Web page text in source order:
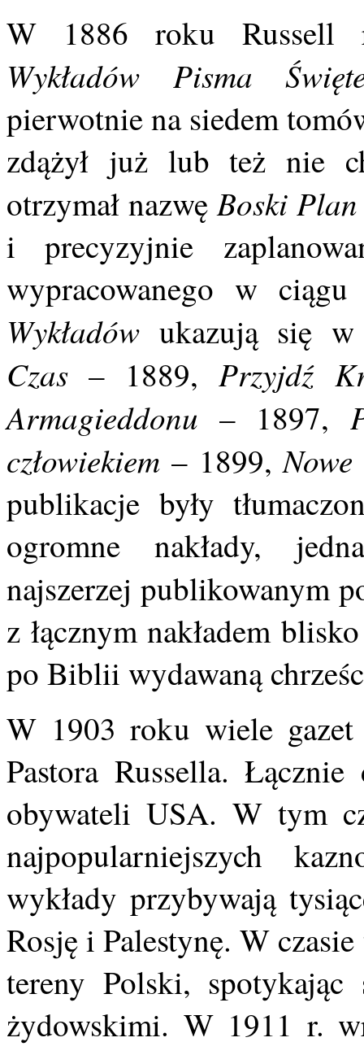
W 1886 roku Russell
Wykładów Pisma
pierwotnie na siedem
zdążył już lub też nie
otrzymał nazwęBoski
i precyzyjnie
wypracowanego w
Wykładów ukazują się
Czas – 1889,Przyjdź
Armagieddonu – 1897,
człowiekiem – 1899,
publikacje były
ogromne nakłady,
najszerzej publikowanym
z łącznym nakładem
po Biblii wydawaną
W 1903 roku wiele gazet
Pastora Russella.
obywateli USA. W tym
najpopularniejszych
wykłady przybywają
Rosję i Palestynę. W
tereny Polski, spotykając
żydowskimi. W 1911 r.